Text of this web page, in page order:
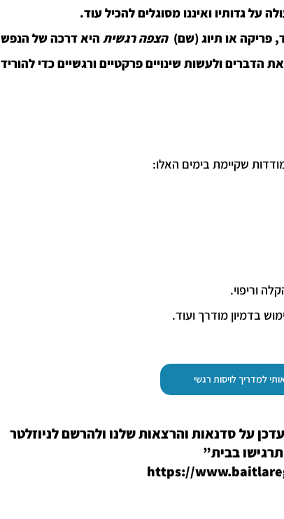
על גדותיו ואיננו מסוגלים להכיל עוד.
פריקה או תיוג (שם) הצפה רגשית היא דרכה של הנפש
הדברים ולעשות שינויים פרקטיים ורגשיים כדי להוריד
וריפוי.
למדריך לויסות רגשי
על סדנאות והרצאות שלנו ולהרשם לניוזלטר
בבית”
https://